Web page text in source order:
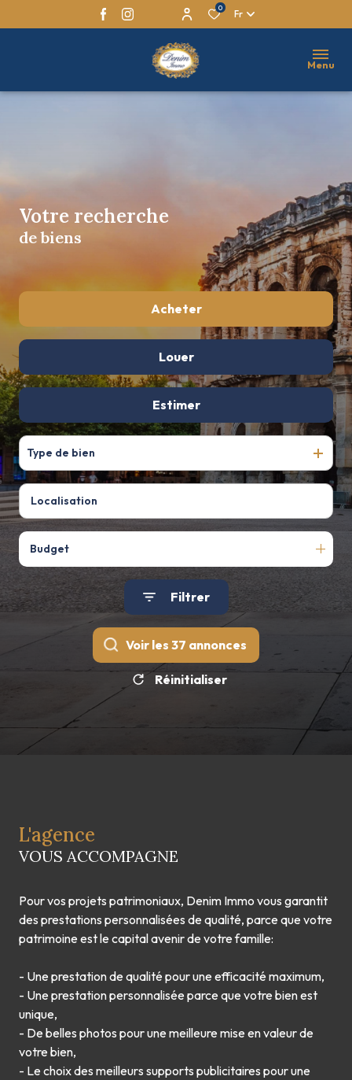
0
Fr
Menu
Votre recherche
de biens
Acheter
De l'immo pro
Louer
Estimer
Type de bien
Budget
Filtrer
Voir les 37 annonces
Réinitialiser
L'agence
VOUS ACCOMPAGNE
Pour vos projets patrimoniaux, Denim Immo vous garantit
des prestations personnalisées de qualité, parce que votre
patrimoine est le capital avenir de votre famille:
- Une prestation de qualité pour une efficacité maximum,
- Une prestation personnalisée parce que votre bien est
unique,
- De belles photos pour une meilleure mise en valeur de
votre bien,
- Le choix des meilleurs supports publicitaires pour une